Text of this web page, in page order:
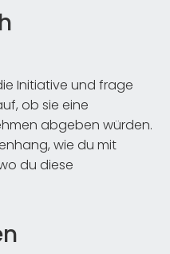
Initiative und frage
ob sie eine
abgeben würden.
wie du mit
du diese